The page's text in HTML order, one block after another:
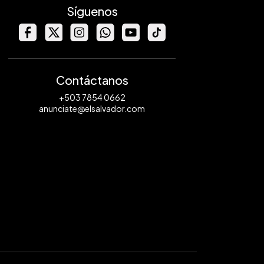
Síguenos
Contáctanos
+503 7854 0662
anunciate@elsalvador.com